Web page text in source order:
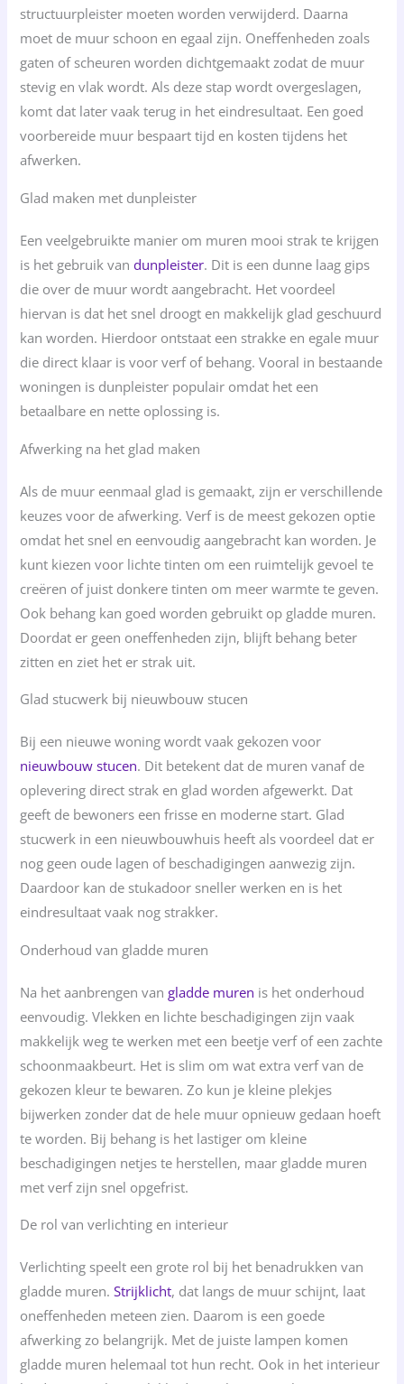
structuurpleister moeten worden verwijderd. Daarna
moet de muur schoon en egaal zijn. Oneffenheden zoals
gaten of scheuren worden dichtgemaakt zodat de muur
stevig en vlak wordt. Als deze stap wordt overgeslagen,
komt dat later vaak terug in het eindresultaat. Een goed
voorbereide muur bespaart tijd en kosten tijdens het
afwerken.
Glad maken met dunpleister
Een veelgebruikte manier om muren mooi strak te krijgen
is het gebruik vandunpleister. Dit is een dunne laag gips
die over de muur wordt aangebracht. Het voordeel
hiervan is dat het snel droogt en makkelijk glad geschuurd
kan worden. Hierdoor ontstaat een strakke en egale muur
die direct klaar is voor verf of behang. Vooral in bestaande
woningen is dunpleister populair omdat het een
betaalbare en nette oplossing is.
Afwerking na het glad maken
Als de muur eenmaal glad is gemaakt, zijn er verschillende
keuzes voor de afwerking. Verf is de meest gekozen optie
omdat het snel en eenvoudig aangebracht kan worden. Je
kunt kiezen voor lichte tinten om een ruimtelijk gevoel te
creëren of juist donkere tinten om meer warmte te geven.
Ook behang kan goed worden gebruikt op gladde muren.
Doordat er geen oneffenheden zijn, blijft behang beter
zitten en ziet het er strak uit.
Glad stucwerk bij nieuwbouw stucen
Bij een nieuwe woning wordt vaak gekozen voor
nieuwbouw stucen. Dit betekent dat de muren vanaf de
oplevering direct strak en glad worden afgewerkt. Dat
geeft de bewoners een frisse en moderne start. Glad
stucwerk in een nieuwbouwhuis heeft als voordeel dat er
nog geen oude lagen of beschadigingen aanwezig zijn.
Daardoor kan de stukadoor sneller werken en is het
eindresultaat vaak nog strakker.
Onderhoud van gladde muren
Na het aanbrengen vangladde muren is het onderhoud
eenvoudig. Vlekken en lichte beschadigingen zijn vaak
makkelijk weg te werken met een beetje verf of een zachte
schoonmaakbeurt. Het is slim om wat extra verf van de
gekozen kleur te bewaren. Zo kun je kleine plekjes
bijwerken zonder dat de hele muur opnieuw gedaan hoeft
te worden. Bij behang is het lastiger om kleine
beschadigingen netjes te herstellen, maar gladde muren
met verf zijn snel opgefrist.
De rol van verlichting en interieur
Verlichting speelt een grote rol bij het benadrukken van
gladde muren.Strijklicht, dat langs de muur schijnt, laat
oneffenheden meteen zien. Daarom is een goede
afwerking zo belangrijk. Met de juiste lampen komen
gladde muren helemaal tot hun recht. Ook in het interieur